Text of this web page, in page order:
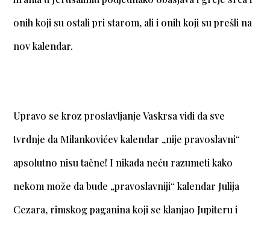
onih koji su ostali pri starom, ali i onih koji su prešli na
nov kalendar.
Upravo se kroz proslavljanje Vaskrsa vidi da sve
tvrdnje da Milankovićev kalendar „nije pravoslavni“
apsolutno nisu tačne! I nikada neću razumeti kako
nekom može da bude „pravoslavniji“ kalendar Julija
Cezara, rimskog paganina koji se klanjao Jupiteru i